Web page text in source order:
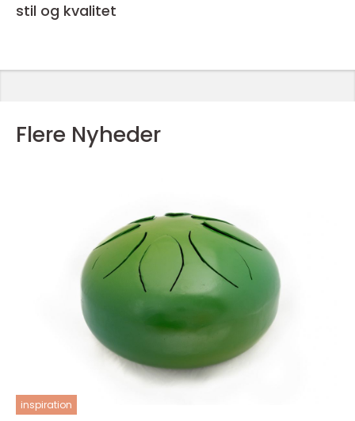
stil og kvalitet
Flere Nyheder
inspiration